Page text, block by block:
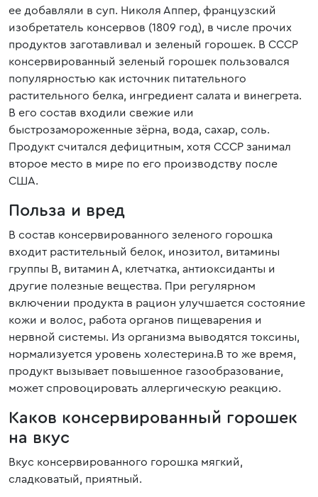
ее добавляли в суп. Николя Аппер, французский
изобретатель консервов (1809 год), в числе прочих
продуктов заготавливал и зеленый горошек. В СССР
консервированный зеленый горошек пользовался
популярностью как источник питательного
растительного белка, ингредиент салата и винегрета.
В его состав входили свежие или
быстрозамороженные зёрна, вода, сахар, соль.
Продукт считался дефицитным, хотя СССР занимал
второе место в мире по его производству после
США.
Польза и вред
В состав консервированного зеленого горошка
входит растительный белок, инозитол, витамины
группы B, витамин А, клетчатка, антиоксиданты и
другие полезные вещества. При регулярном
включении продукта в рацион улучшается состояние
кожи и волос, работа органов пищеварения и
нервной системы. Из организма выводятся токсины,
нормализуется уровень холестерина.В то же время,
продукт вызывает повышенное газообразование,
может спровоцировать аллергическую реакцию.
Каков консервированный горошек
на вкус
Вкус консервированного горошка мягкий,
сладковатый, приятный.